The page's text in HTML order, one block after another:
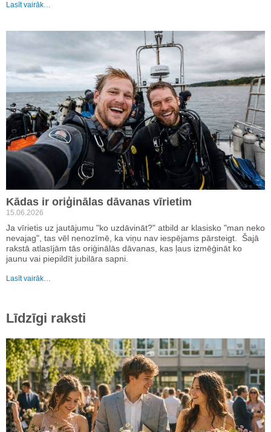
Lasīt vairāk…
Kādas ir oriģinālas dāvanas vīrietim
15.06.2026
Ja vīrietis uz jautājumu "ko uzdāvināt?" atbild ar klasisko "man neko
nevajag", tas vēl nenozīmē, ka viņu nav iespējams pārsteigt. Šajā
rakstā atlasījām tās oriģinālās dāvanas, kas ļaus izmēģināt ko
jaunu vai piepildīt jubilāra sapni.
Lasīt vairāk…
Līdzīgi raksti